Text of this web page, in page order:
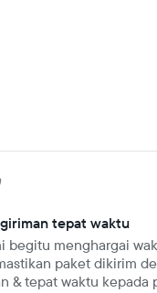
tepat waktu
begitu menghargai
paket dikirim
& tepat waktu kepada